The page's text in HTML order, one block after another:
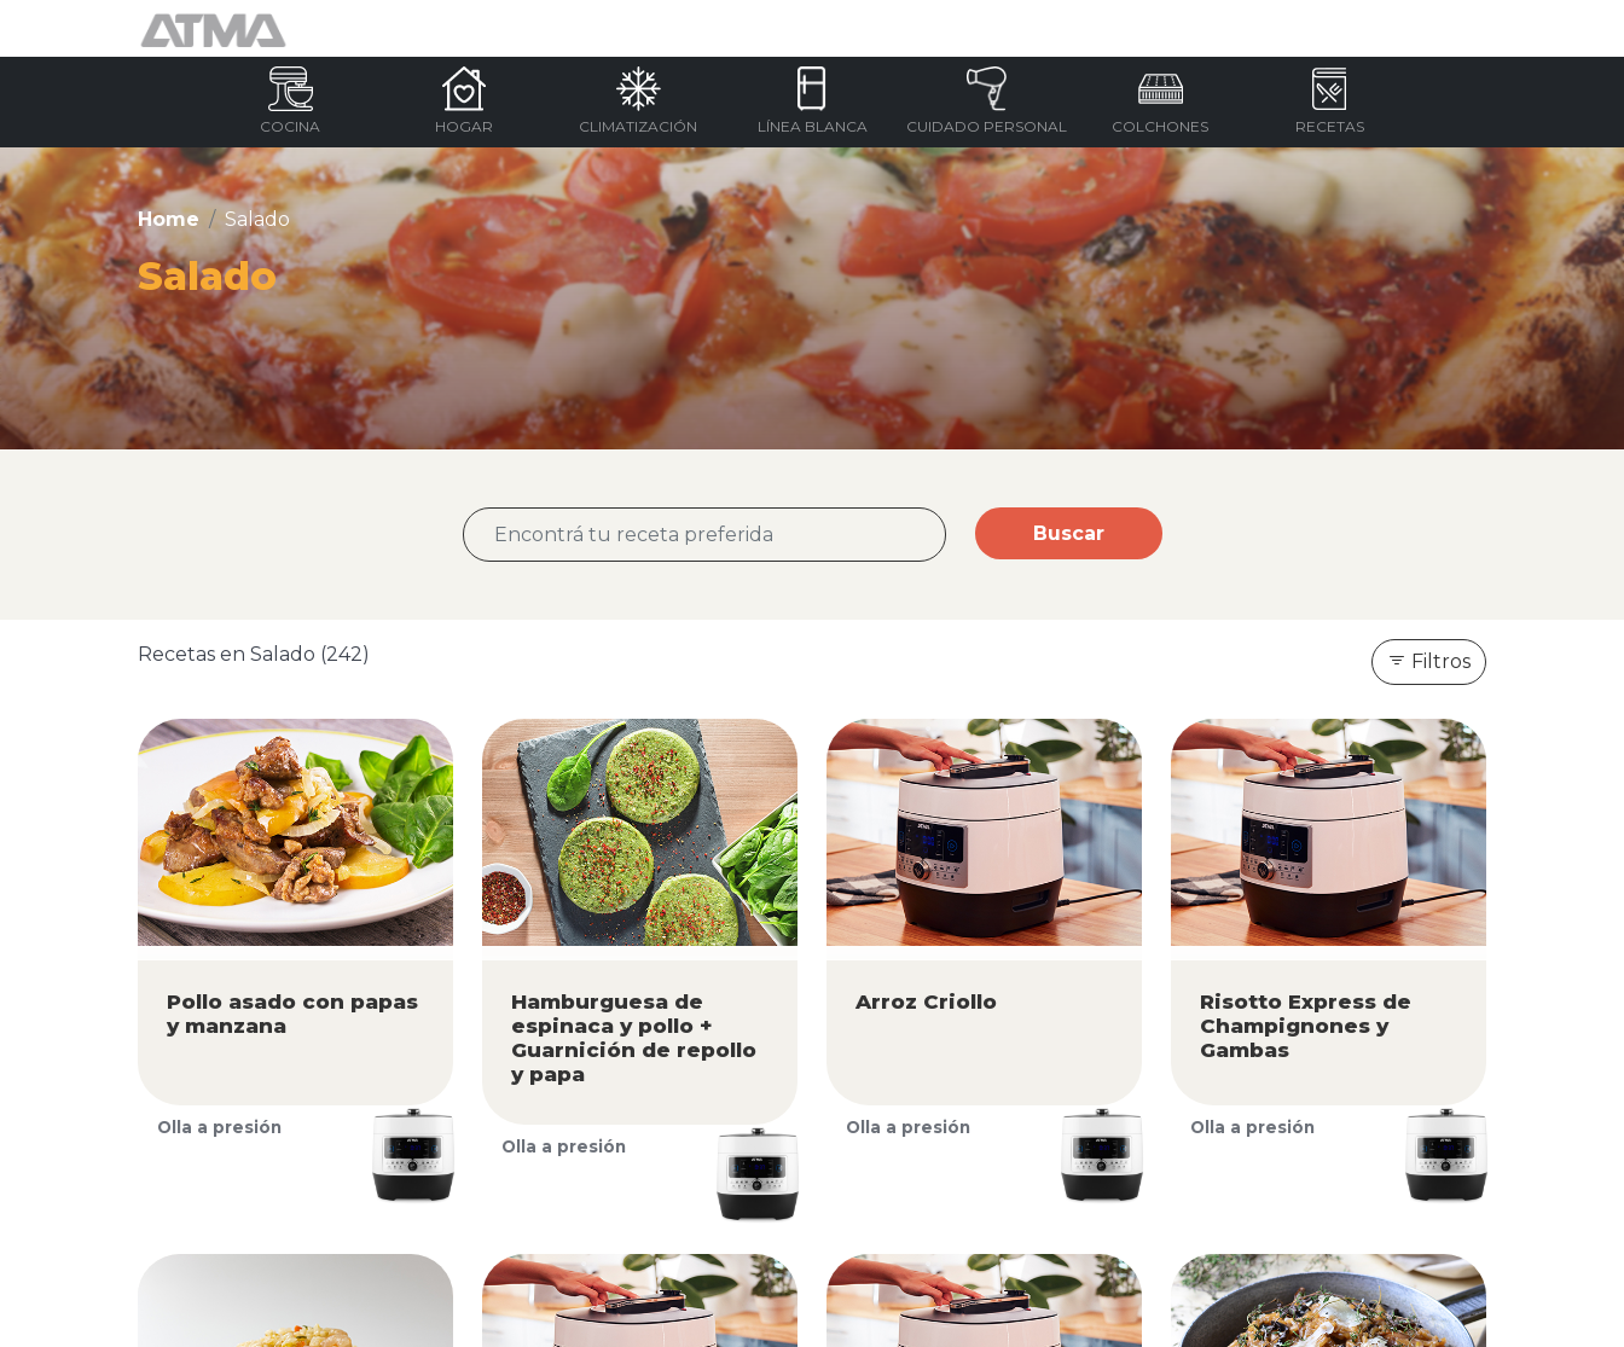
COCINA HOGAR CLIMATIZACIÓN LÍNEA BLANCA CUIDADO PERSONAL COLCHONES RECETAS
Home Salado
Salado
Buscar
Recetas en Salado (242) Filtros
Pollo asado con papas
y manzana
Olla a presión
Hamburguesa de
espinaca y pollo +
Guarnición de repollo
y papa
Olla a presión
Arroz Criollo
Olla a presión
Risotto Express de
Champignones y
Gambas
Olla a presión